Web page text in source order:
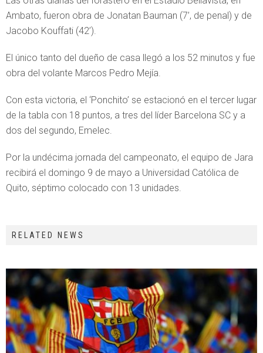
Ambato, fueron obra de Jonatan Bauman (7’, de penal) y de
Jacobo Kouffati (42’).
El único tanto del dueño de casa llegó a los 52 minutos y fue
obra del volante Marcos Pedro Mejía.
Con esta victoria, el ‘Ponchito’ se estacionó en el tercer lugar
de la tabla con 18 puntos, a tres del líder Barcelona SC y a
dos del segundo, Emelec.
Por la undécima jornada del campeonato, el equipo de Jara
recibirá el domingo 9 de mayo a Universidad Católica de
Quito, séptimo colocado con 13 unidades.
RELATED NEWS